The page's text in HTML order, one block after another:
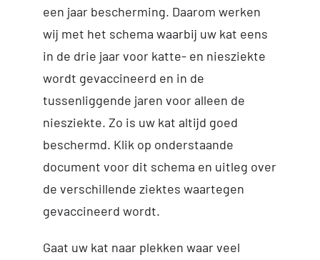
een jaar bescherming. Daarom werken
wij met het schema waarbij uw kat eens
in de drie jaar voor katte- en niesziekte
wordt gevaccineerd en in de
tussenliggende jaren voor alleen de
niesziekte. Zo is uw kat altijd goed
beschermd. Klik op onderstaande
document voor dit schema en uitleg over
de verschillende ziektes waartegen
gevaccineerd wordt.
Gaat uw kat naar plekken waar veel